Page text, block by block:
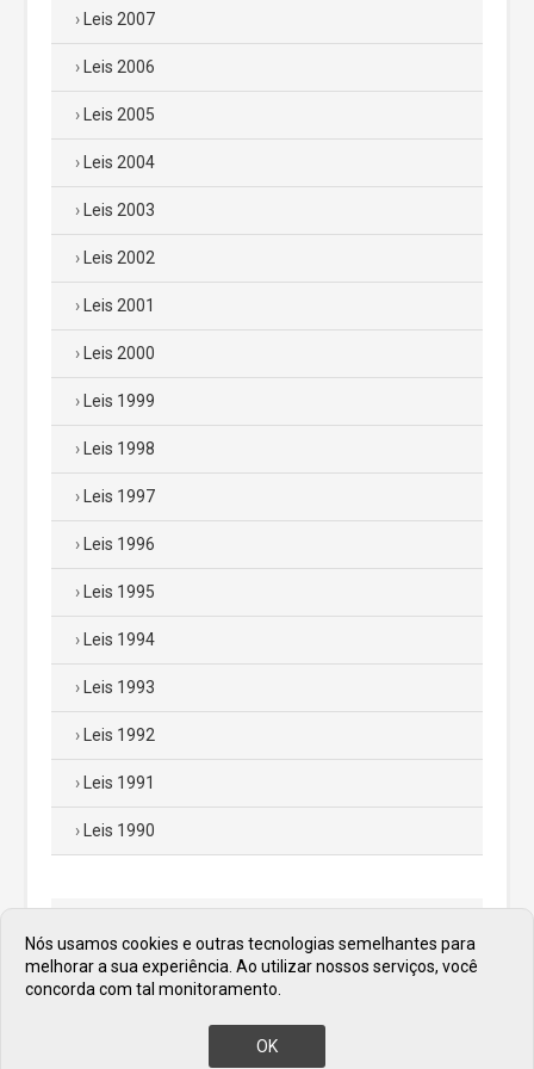
Leis 2007
Leis 2006
Leis 2005
Leis 2004
Leis 2003
Leis 2002
Leis 2001
Leis 2000
Leis 1999
Leis 1998
Leis 1997
Leis 1996
Leis 1995
Leis 1994
Leis 1993
Leis 1992
Leis 1991
Leis 1990
Decretos
Nós usamos cookies e outras tecnologias semelhantes para
melhorar a sua experiência. Ao utilizar nossos serviços, você
concorda com tal monitoramento.
OK